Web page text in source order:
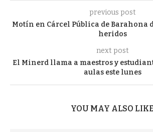
previous post
Motín en Cárcel Pública de Barahona
heridos
next post
El Minerd llama a maestros y
aulas este lunes
YOU MAY ALSO LIKE